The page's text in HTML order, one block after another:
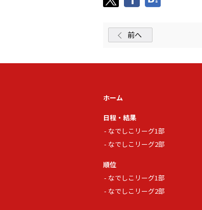
前へ
ホーム
日程・結果
なでしこリーグ1部
なでしこリーグ2部
順位
なでしこリーグ1部
なでしこリーグ2部